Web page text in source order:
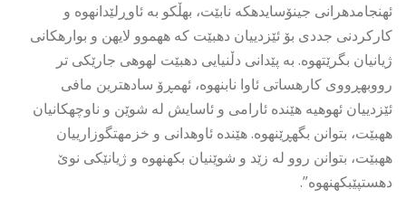
ئهنجامدهرانى جينۆسايدهكه نابێت، بهڵكو به ئاوڕلێدانهوه و
كاركردنى جددى بۆ ئێزدييان دهبێت كه ههموو لايهن و بوارهكانى
ژيانيان بگرێتهوه. به پێدانى دڵنيايى دهبێت لهوهى جارێكى تر
رووبهڕووى كارهساتى ئاوا نابنهوه، ئهمڕۆ سادهترين مافى
ئێزدييان ئهوهيه هێنده ئارامى و ئاسايش له شوێن و ناوچهكانيان
ههبێت، بتوانن بگهڕێنهوه. هێنده ئاوهدانى و خزمهتگوزارييان
ههبێت، بتوانن روو له زێد و شوێنيان بكهنهوه و ژيانێكى نوێ
دهستپێبكهنهوه”.